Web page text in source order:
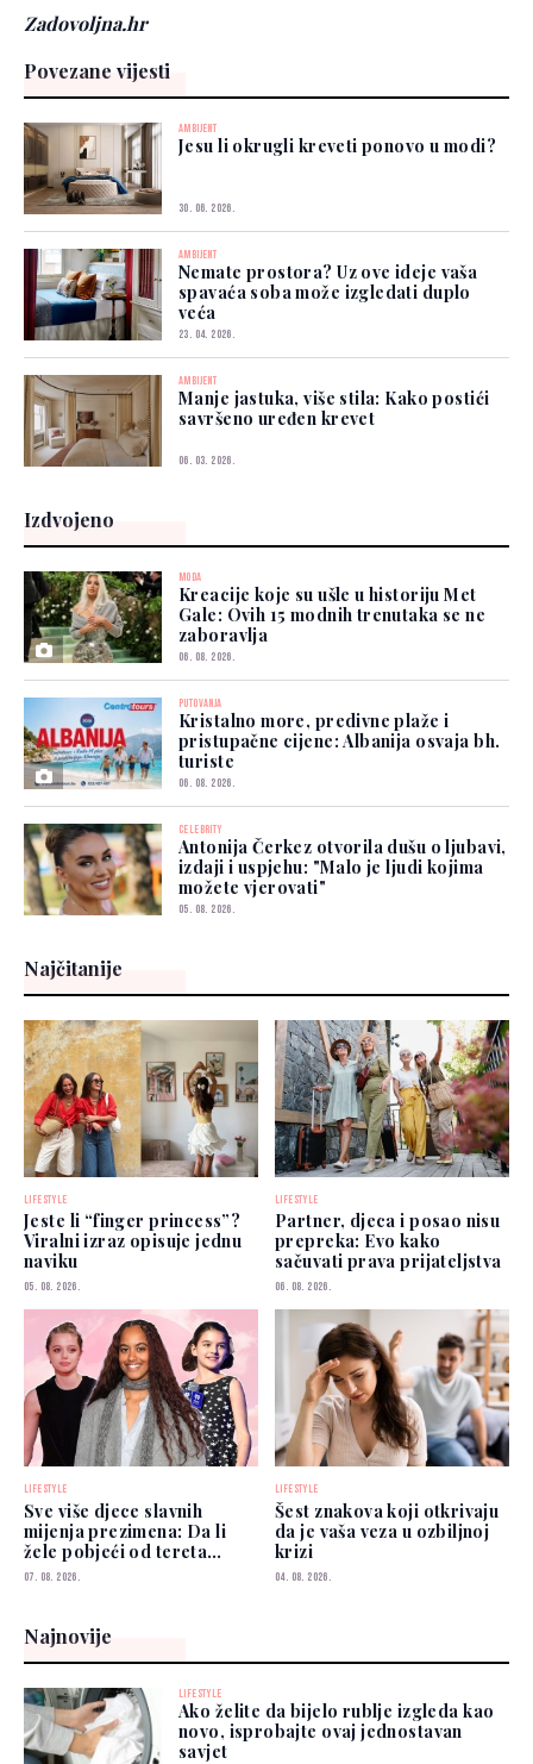
Zadovoljna.hr
Povezane vijesti
AMBIJENT
Jesu li okrugli kreveti ponovo u modi?
30. 06. 2026.
AMBIJENT
Nemate prostora? Uz ove ideje vaša
spavaća soba može izgledati duplo
veća
23. 04. 2026.
AMBIJENT
Manje jastuka, više stila: Kako postići
savršeno uređen krevet
06. 03. 2026.
Izdvojeno
MODA
Kreacije koje su ušle u historiju Met
Gale: Ovih 15 modnih trenutaka se ne
zaboravlja
06. 08. 2026.
PUTOVANJA
Kristalno more, predivne plaže i
pristupačne cijene: Albanija osvaja bh.
turiste
06. 08. 2026.
CELEBRITY
Antonija Čerkez otvorila dušu o ljubavi,
izdaji i uspjehu: "Malo je ljudi kojima
možete vjerovati"
05. 08. 2026.
Najčitanije
LIFESTYLE
Jeste li “finger princess”?
Viralni izraz opisuje jednu
naviku
05. 08. 2026.
LIFESTYLE
Partner, djeca i posao nisu
prepreka: Evo kako
sačuvati prava prijateljstva
06. 08. 2026.
LIFESTYLE
Sve više djece slavnih
mijenja prezimena: Da li
žele pobjeći od tereta
poznatih roditelja?
07. 08. 2026.
LIFESTYLE
Šest znakova koji otkrivaju
da je vaša veza u ozbiljnoj
krizi
04. 08. 2026.
Najnovije
LIFESTYLE
Ako želite da bijelo rublje izgleda kao
novo, isprobajte ovaj jednostavan
savjet